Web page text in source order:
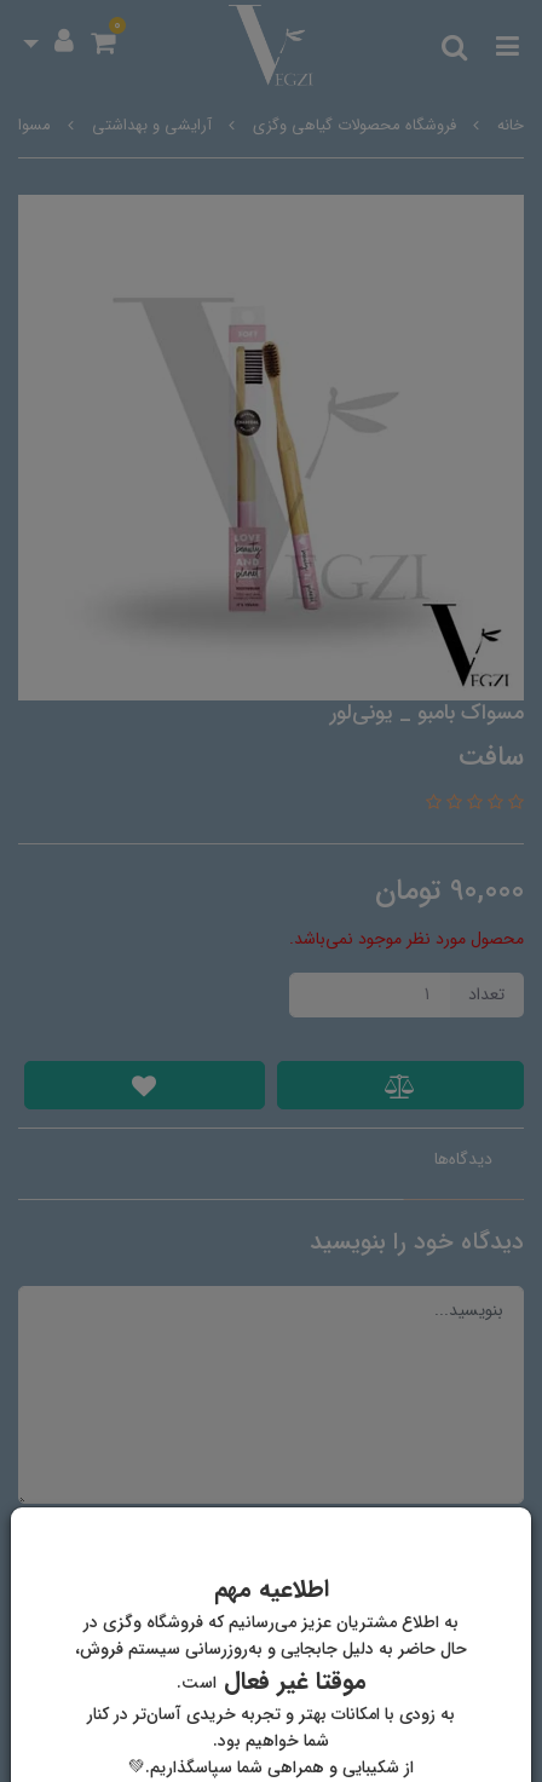
0
خانه فروشگاه محصولات گیاهی وگزی آرایشی و بهداشتی مسواک
مسواک بامبو _ یونی‌لور
سافت
90,000 تومان
محصول مورد نظر موجود نمی‌باشد.
تعداد
دیدگاه‌ها
دیدگاه خود را بنویسید
پست الکترونیک
اطلاعیه مهم
به اطلاع مشتریان عزیز می‌رسانیم که فروشگاه وگزی در
حال حاضر به دلیل جابجایی و به‌روزرسانی سیستم فروش،
موقتا غیر فعالاست.
به زودی با امکانات بهتر و تجربه خریدی آسان‌تر در کنار
شما خواهیم بود.
از شکیبایی و همراهی شما سپاسگذاریم.💚